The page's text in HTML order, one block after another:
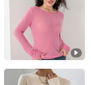
Guangdong, China